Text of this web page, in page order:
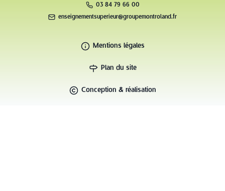
03 84 79 66 00
enseignementsuperieur@groupemontroland.fr
Mentions légales
Plan du site
Conception & réalisation